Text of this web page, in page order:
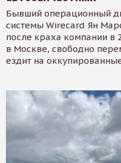
Бывший операционный
системы Wirecard Ян
после краха компании в
в Москве, свободно
ездит на